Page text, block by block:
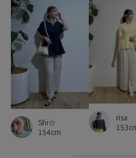
リラックス感 レイヤードコ
レイヤードデザイン レイヤ
上品 体型カバー
大人カジュアル 定番 幅
快適な着心地 抗菌防臭
普段使いも出来る
Shi☆
154cm
risa